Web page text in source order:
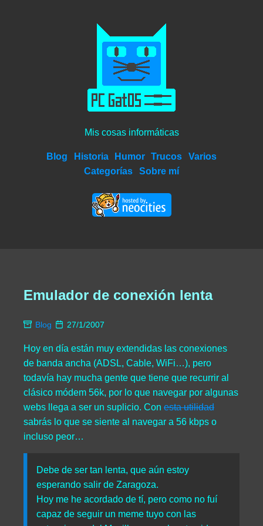
Mis cosas informáticas
Blog Historia Humor Trucos
Varios
Categorías
Sobre mí
Emulador de conexión lenta
Blog 27/1/2007
Hoy en día están muy extendidas las conexiones
de banda ancha (ADSL, Cable, WiFi…), pero
todavía hay mucha gente que tiene que recurrir al
clásico módem 56k, por lo que navegar por algunas
webs llega a ser un suplicio. Con esta utilidad
sabrás lo que se siente al navegar a 56 kbps o
incluso peor…
Debe de ser tan lenta, que aún estoy
esperando salir de Zaragoza.
Hoy me he acordado de tí, pero como no fuí
capaz de seguir un meme tuyo con las